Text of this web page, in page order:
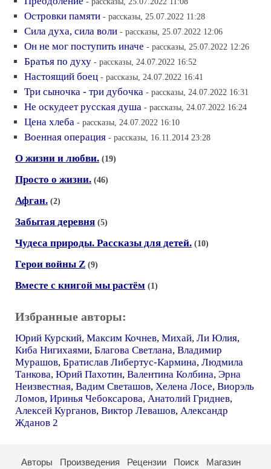
Островки памяти - рассказы, 25.07.2022 11:28
Сила духа, сила воли - рассказы, 25.07.2022 12:06
Он не мог поступить иначе - рассказы, 25.07.2022 12:26
Братья по духу - рассказы, 24.07.2022 16:52
Настоящий боец - рассказы, 24.07.2022 16:41
Три сыночка - три дубочка - рассказы, 24.07.2022 16:31
Не оскудеет русская душа - рассказы, 24.07.2022 16:24
Цена хлеба - рассказы, 24.07.2022 16:10
Военная операция - рассказы, 16.11.2014 23:28
О жизни и любви. (19)
Просто о жизни. (46)
Афган. (2)
Забытая деревня (5)
Чудеса природы. Рассказы для детей. (10)
Герои войны Z (9)
Вместе с книгой мы растём (1)
Избранные авторы:
Юрий Курский, Максим Кочнев, Михай, Ли Юлия,
Киба Нигихаями, Благова Светлана, Владимир
Мурашов, Братислав Либертус-Кармина, Людмила
Танкова, Юрий Пахотин, Валентина Колбина, Эрна
Неизвестная, Вадим Светашов, Хелена Лосе, Виорэль
Ломов, Иринья Чебоксарова, Анатолий Гриднев,
Алексей Курганов, Виктор Левашов, Александр
Жданов 2
Авторы Произведения Рецензии Поиск Магазин